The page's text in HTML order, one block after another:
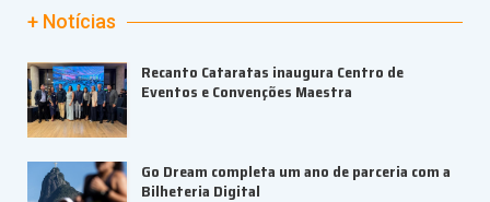
+ Notícias
Recanto Cataratas inaugura Centro de
Eventos e Convenções Maestra
Go Dream completa um ano de parceria com a
Bilheteria Digital